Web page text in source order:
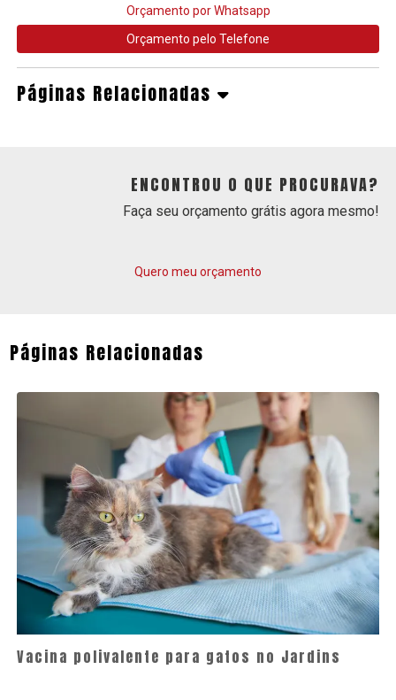
Orçamento por Whatsapp
Orçamento pelo Telefone
Páginas Relacionadas
ENCONTROU O QUE PROCURAVA?
Faça seu orçamento grátis agora mesmo!
Quero meu orçamento
Páginas Relacionadas
Vacina polivalente para gatos no Jardins